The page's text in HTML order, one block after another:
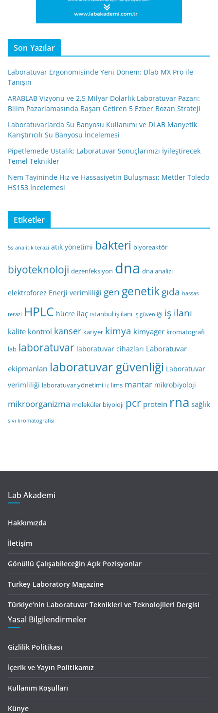
Son Yazılar
Laboratuvar Ergonomisinde Yeni Dönem: Dlab MX Pro ile
Tanışın
ARABLAB Vizyonu ve 2,5 Milyar Dolarlık Laboratuvar Pazarı:
Bilim Pazarlamasında Başarı Getiren 5 Ezber Bozan Strateji
Laboratuvarlarda Su Banyosu Kullanımı ve DLAB Manyetik
Karıştırıcılı Su Banyosu İncelemesi
Pipetlemede Ustalık: Laboratuvar Sonuçlarınızı İyileştirecek
Temel Teknikler
Nem Tayininde Hız ve Hassasiyetin Buluşması: Mettler Toledo
HS153 İncelemesi
Etiketler
5s analitik terazi atık yönetimi bakteri biyoreaktör
biyoteknoloji dezenfeksiyon dna dna analizi
elektroforez Enerji verimliliği gen genetikgıda hassas
terazi HPLC hücre ilaç istanbul iş ilanı iş güvenliği iş ilanı
kalite kontrol kanser kariyer kimya kimyager kromatografi
lab laboratuvar laboratuvar cihazları Laboratuvar
ekipmanları laboratuvar güvenliği Laboratuvar
verimliliği laboratuvar yönetimi lc lims mantar mikrobiyoloji
mikroorganizma moleküler biyoloji pcr protein rna sağlık
sıvı kromatografisi
Lab Akademi
Hakkımızda
İletişim
Gönüllü Çalışabileceğin Açık Pozisyonlar
Turkey Laboratory Magazine
Türkiye’nin Laboratuvar Teknikleri ve Teknolojileri Dergisi
Yasal Bilgilendirmeler
Gizlilik Politikası
İçerik ve Yayın Politikamız
Kullanım Koşulları
Künye